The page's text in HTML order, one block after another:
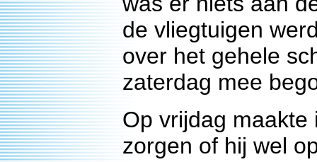
de vliegtuigen
over het gehele
zaterdag mee
Op vrijdag
zorgen of hij wel